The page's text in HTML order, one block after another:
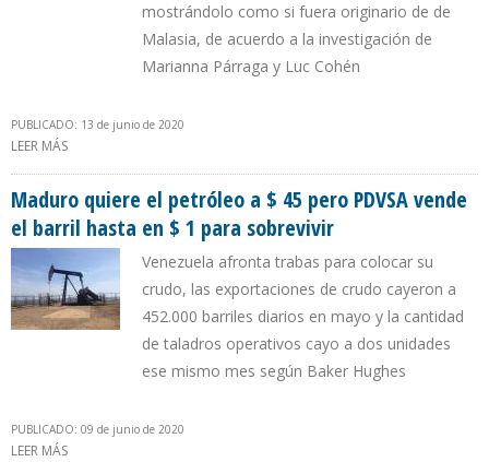
mostrándolo como si fuera originario de de
Malasia, de acuerdo a la investigación de
Marianna Párraga y Luc Cohén
PUBLICADO: 13 de junio de 2020
LEER MÁS
Maduro quiere el petróleo a $ 45 pero PDVSA vende
el barril hasta en $ 1 para sobrevivir
Venezuela afronta trabas para colocar su
crudo, las exportaciones de crudo cayeron a
452.000 barriles diarios en mayo y la cantidad
de taladros operativos cayo a dos unidades
ese mismo mes según Baker Hughes
PUBLICADO: 09 de junio de 2020
LEER MÁS